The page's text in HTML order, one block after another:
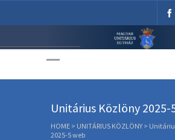
Unitárius
Unitárius Közlöny 2025-
HOME > UNITÁRIUS KÖZLÖNY >
2025-5 web